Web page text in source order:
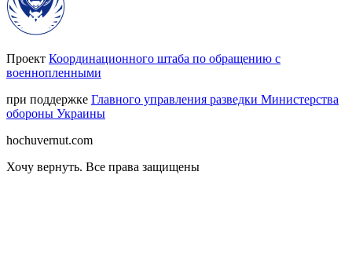
Проект Координационного штаба по обращению с
военнопленными
при поддержке Главного управления разведки Министерства
обороны Украины
hochuvernut.com
Хочу вернуть. Все права защищены